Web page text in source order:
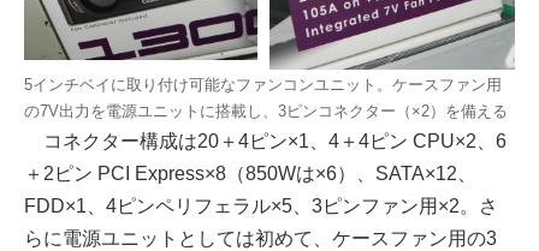
5インチベイに取り付け可能なファンコンユニット。ケースファン用
の7V出力を電源ユニットに搭載し、3ピンコネクター（×2）を備える
コネクター構成は20＋4ピン×1、4＋4ピン CPU×2、6
＋2ピン PCI Express×8（850Wは×6）、SATA×12、
FDD×1、4ピンペリフェラル×5、3ピンファン用×2。さ
らに電源ユニットとしては初めて、ケースファン用の3